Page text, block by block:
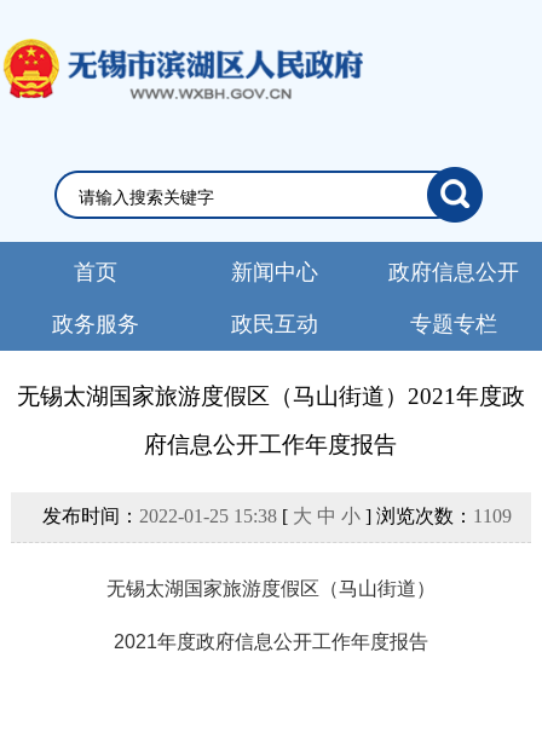
首页 新闻中心 政府信息公开
政务服务 政民互动 专题专栏
无锡太湖国家旅游度假区（马山街道）2021年度政
府信息公开工作年度报告
发布时间： 2022-01-25 15:38[ 大 中 小] 浏览次数： 1109
无锡太湖国家旅游度假区（马山街道）
2021年度政府信息公开工作年度报告